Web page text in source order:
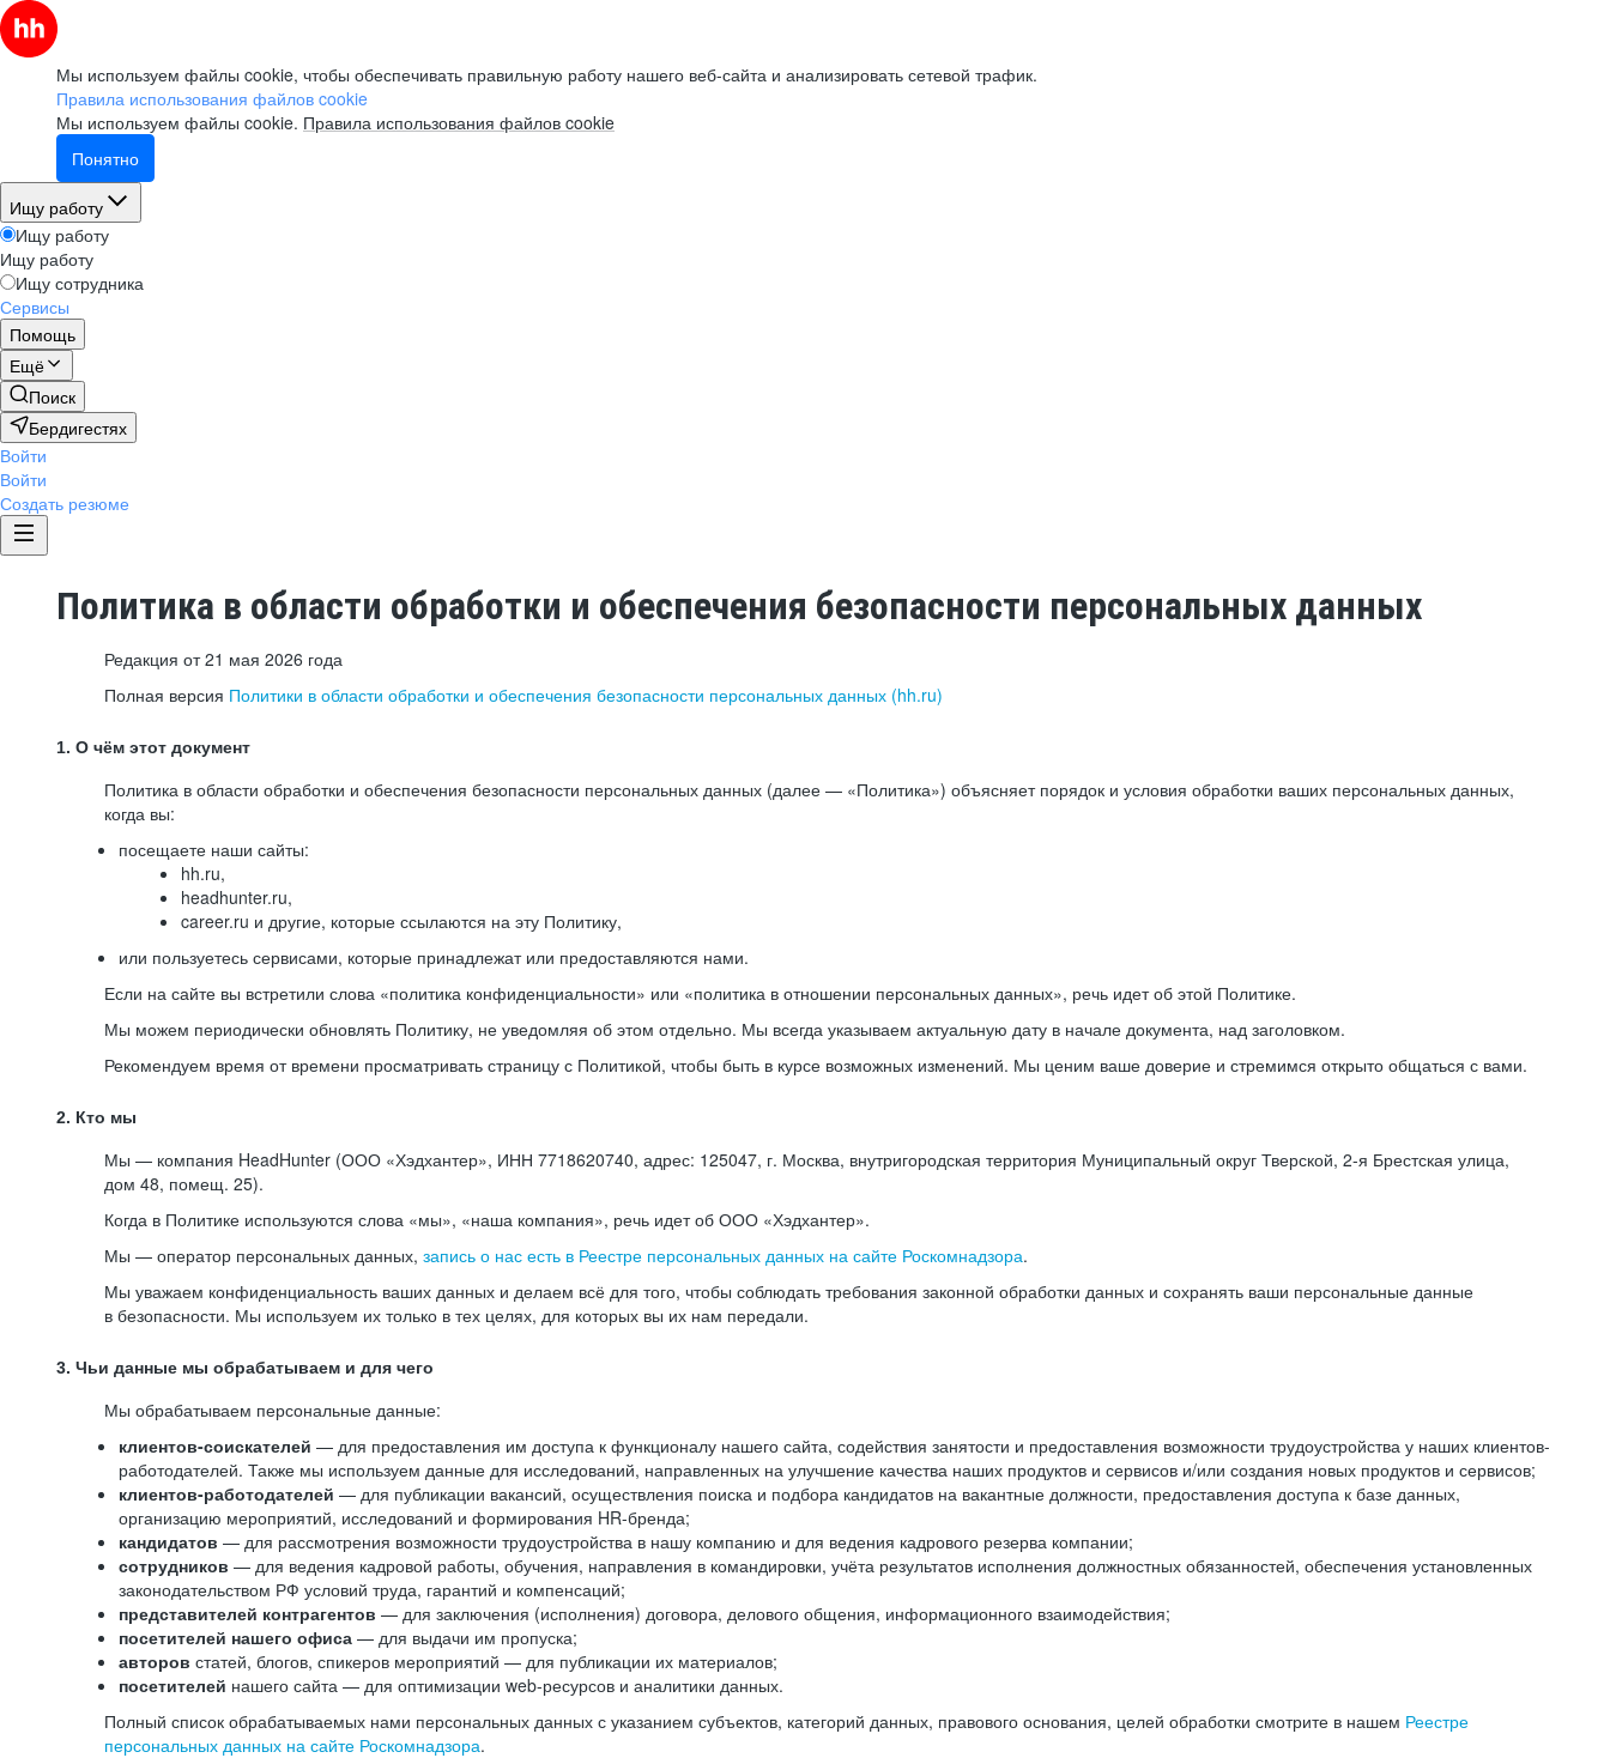
Мы используем файлы cookie, чтобы обеспечивать правильную работу нашего веб-сайта и анализировать сетевой трафик.
Правила использования файлов cookie
Мы используем файлы cookie. Правила использования файлов cookie
Понятно
Ищу работу
Ищу работу
Ищу работу
Ищу сотрудника
Сервисы
Помощь
Ещё
Поиск
Бердигестях
Войти
Войти
Создать резюме
Политика в области обработки и обеспечения безопасности персональных данных
Редакция от 21 мая 2026 года
Полная версия Политики в области обработки и обеспечения безопасности персональных данных (hh.ru)
1. О чём этот документ
Политика в области обработки и обеспечения безопасности персональных данных (далее — «Политика») объясняет порядок и условия обработки ваших персональных данных,
когда вы:
посещаете наши сайты:
hh.ru,
headhunter.ru,
career.ru и другие, которые ссылаются на эту Политику,
или пользуетесь сервисами, которые принадлежат или предоставляются нами.
Если на сайте вы встретили слова «политика конфиденциальности» или «политика в отношении персональных данных», речь идет об этой Политике.
Мы можем периодически обновлять Политику, не уведомляя об этом отдельно. Мы всегда указываем актуальную дату в начале документа, над заголовком.
Рекомендуем время от времени просматривать страницу с Политикой, чтобы быть в курсе возможных изменений. Мы ценим ваше доверие и стремимся открыто общаться с вами.
2. Кто мы
Мы — компания HeadHunter (ООО «Хэдхантер», ИНН 7718620740, адрес: 125047, г. Москва, внутригородская территория Муниципальный округ Тверской, 2-я Брестская улица,
дом 48, помещ. 25).
Когда в Политике используются слова «мы», «наша компания», речь идет об ООО «Хэдхантер».
Мы — оператор персональных данных, запись о нас есть в Реестре персональных данных на сайте Роскомнадзора.
Мы уважаем конфиденциальность ваших данных и делаем всё для того, чтобы соблюдать требования законной обработки данных и сохранять ваши персональные данные
в безопасности. Мы используем их только в тех целях, для которых вы их нам передали.
3. Чьи данные мы обрабатываем и для чего
Мы обрабатываем персональные данные:
клиентов-соискателей — для предоставления им доступа к функционалу нашего сайта, содействия занятости и предоставления возможности трудоустройства у наших клиентов-
работодателей. Также мы используем данные для исследований, направленных на улучшение качества наших продуктов и сервисов и/или создания новых продуктов и сервисов;
клиентов-работодателей — для публикации вакансий, осуществления поиска и подбора кандидатов на вакантные должности, предоставления доступа к базе данных,
организацию мероприятий, исследований и формирования HR-бренда;
кандидатов — для рассмотрения возможности трудоустройства в нашу компанию и для ведения кадрового резерва компании;
сотрудников — для ведения кадровой работы, обучения, направления в командировки, учёта результатов исполнения должностных обязанностей, обеспечения установленных
законодательством РФ условий труда, гарантий и компенсаций;
представителей контрагентов — для заключения (исполнения) договора, делового общения, информационного взаимодействия;
посетителей нашего офиса — для выдачи им пропуска;
авторов статей, блогов, спикеров мероприятий — для публикации их материалов;
посетителей нашего сайта — для оптимизации web-ресурсов и аналитики данных.
Полный список обрабатываемых нами персональных данных с указанием субъектов, категорий данных, правового основания, целей обработки смотрите в нашем Реестре
персональных данных на сайте Роскомнадзора.